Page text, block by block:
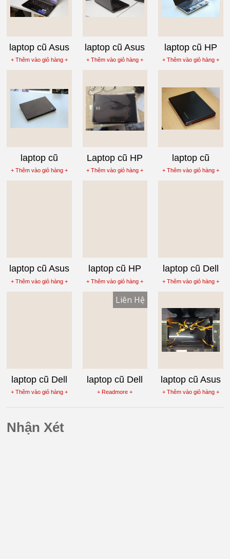
laptop cũ Asus
U80V
+ Thêm vào giỏ hàng +
laptop cũ Asus
U80V-WX096
+ Thêm vào giỏ hàng +
laptop cũ HP
Pavilion dv4
+ Thêm vào giỏ hàng +
laptop cũ
Lenovo
Thinkpad X61S
+ Thêm vào giỏ hàng +
Laptop cũ HP
Pavilion
DV2700
+ Thêm vào giỏ hàng +
laptop cũ
Lenovo
Ideapad Y450
+ Thêm vào giỏ hàng +
laptop cũ Asus
K40IJ-VX201
Core 2 Duo
+ Thêm vào giỏ hàng +
laptop cũ HP
probook 4411s
Core 2 duo
t6570
+ Thêm vào giỏ hàng +
laptop cũ Dell
inspiron 1427
+ Thêm vào giỏ hàng +
laptop cũ Dell
Latitude E4200
+ Thêm vào giỏ hàng +
laptop cũ Dell
vostro 1510 giá
+ Readmore +
Liên Hệ
laptop cũ Asus
G50V Core 2
+ Thêm vào giỏ hàng +
Nhận Xét